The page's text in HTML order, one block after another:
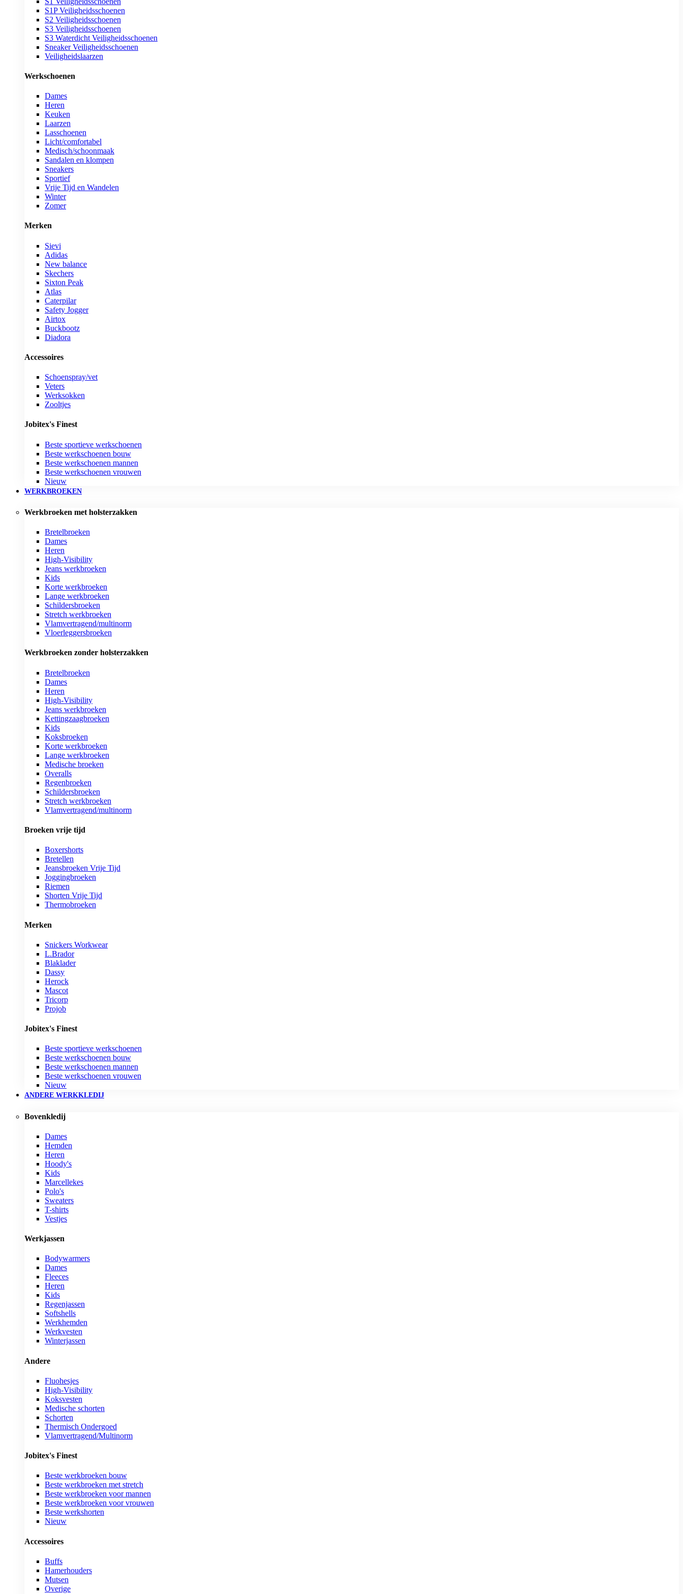
S1P Veiligheidsschoenen
S2 Veiligheidsschoenen
S3 Veiligheidsschoenen
S3 Waterdicht Veiligheidsschoenen
Sneaker Veiligheidsschoenen
Veiligheidslaarzen
Werkschoenen
Dames
Heren
Keuken
Laarzen
Lasschoenen
Licht/comfortabel
Medisch/schoonmaak
Sandalen en klompen
Sneakers
Sportief
Vrije Tijd en Wandelen
Winter
Zomer
Merken
Sievi
Adidas
New balance
Skechers
Sixton Peak
Atlas
Caterpilar
Safety Jogger
Airtox
Buckbootz
Diadora
Accessoires
Schoenspray/vet
Veters
Werksokken
Zooltjes
Jobitex's Finest
Beste sportieve werkschoenen
Beste werkschoenen bouw
Beste werkschoenen mannen
Beste werkschoenen vrouwen
Nieuw
WERKBROEKEN
Werkbroeken met holsterzakken
Bretelbroeken
Dames
Heren
High-Visibility
Jeans werkbroeken
Kids
Korte werkbroeken
Lange werkbroeken
Schildersbroeken
Stretch werkbroeken
Vlamvertragend/multinorm
Vloerleggersbroeken
Werkbroeken zonder holsterzakken
Bretelbroeken
Dames
Heren
High-Visibility
Jeans werkbroeken
Kettingzaagbroeken
Kids
Koksbroeken
Korte werkbroeken
Lange werkbroeken
Medische broeken
Overalls
Regenbroeken
Schildersbroeken
Stretch werkbroeken
Vlamvertragend/multinorm
Broeken vrije tijd
Boxershorts
Bretellen
Jeansbroeken Vrije Tijd
Joggingbroeken
Riemen
Shorten Vrije Tijd
Thermobroeken
Merken
Snickers Workwear
L.Brador
Blaklader
Dassy
Herock
Mascot
Tricorp
Projob
Jobitex's Finest
Beste sportieve werkschoenen
Beste werkschoenen bouw
Beste werkschoenen mannen
Beste werkschoenen vrouwen
Nieuw
ANDERE WERKKLEDIJ
Bovenkledij
Dames
Hemden
Heren
Hoody's
Kids
Marcellekes
Polo's
Sweaters
T-shirts
Vestjes
Werkjassen
Bodywarmers
Dames
Fleeces
Heren
Kids
Regenjassen
Softshells
Werkhemden
Werkvesten
Winterjassen
Andere
Fluohesjes
High-Visibility
Koksvesten
Medische schorten
Schorten
Thermisch Ondergoed
Vlamvertragend/Multinorm
Jobitex's Finest
Beste werkbroeken bouw
Beste werkbroeken met stretch
Beste werkbroeken voor mannen
Beste werkbroeken voor vrouwen
Beste werkshorten
Nieuw
Accessoires
Buffs
Hamerhouders
Mutsen
Overige